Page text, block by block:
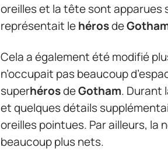
oreilles et la tête sont apparues
représentait lehérosde
Cela a également été modifié
n’occupait pas beaucoup
superhérosdeGotham. Durant
et quelques détails
oreilles pointues. Par ailleurs, la
beaucoup plus nets.